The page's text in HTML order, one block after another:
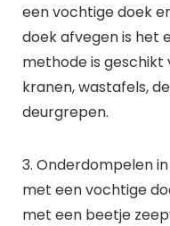
een vochtige doek
doek afvegen is het
methode is geschikt
kranen, wastafels,
deurgrepen.
3. Onderdompelen
met een vochtige
met een beetje